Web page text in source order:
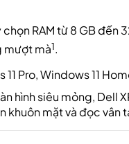
chọn RAM từ 8 GB đến
mượt mà1.
Pro, Windows 11
hình siêu mỏng, Dell
khuôn mặt và đọc vân